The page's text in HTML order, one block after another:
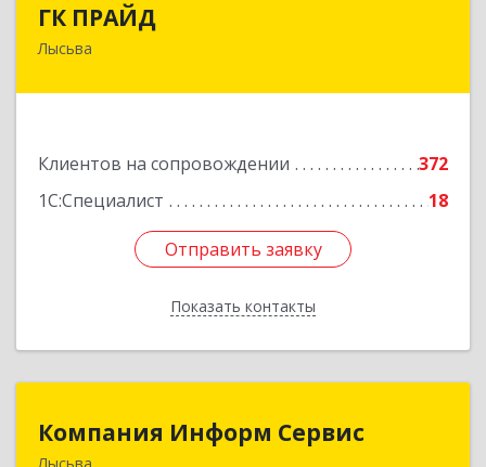
ГК ПРАЙД
Лысьва
Клиентов на сопровождении
372
1С:Специалист
18
Отправить заявку
Показать контакты
618909, Пермский край, Лысьва г, Репина ул,
Отправить заявку
Назад
Компания Информ Сервис
Лысьва
Компания Информ Сервис